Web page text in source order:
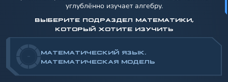
-
МАТЕМАТИЧЕСКИЙ ЯЗЫК.
МАТЕМАТИЧЕСКАЯ МОДЕЛЬ
ВЫБЕРИТЕ ПОДРАЗДЕЛ МАТЕМАТИКИ,
КОТОРЫЙ ХОТИТЕ ИЗУЧИТЬ
углублённо изучает алгебру.